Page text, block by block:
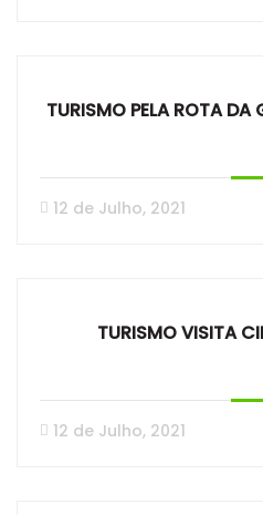
TURISMO PELA ROTA DA
12 de Julho, 2021
TURISMO VISITA
12 de Julho, 2021